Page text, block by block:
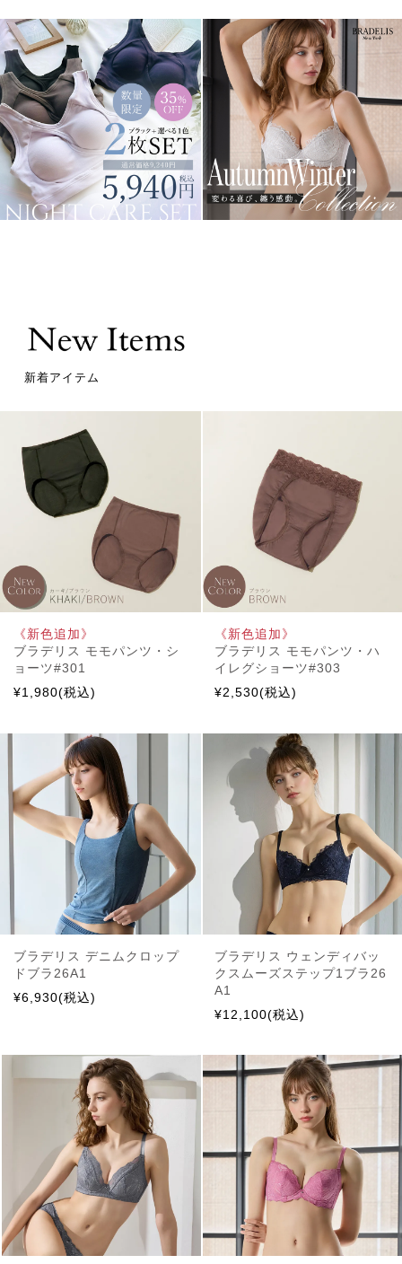
新着アイテム
《新色追加》
ブラデリス モモパンツ・シ
ョーツ#301
¥1,980(税込)
《新色追加》
ブラデリス モモパンツ・ハ
イレグショーツ#303
¥2,530(税込)
ブラデリス デニムクロップ
ドブラ26A1
¥6,930(税込)
ブラデリス ウェンディバッ
クスムーズステップ1ブラ26
A1
¥12,100(税込)